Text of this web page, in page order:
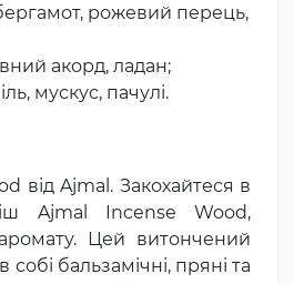
рожевий перець,
акорд, ладан;
мускус, пачулі.
від Ajmal. Закохайтеся в
Ajmal Incense Wood,
Цей витончений
бальзамічні, пряні та